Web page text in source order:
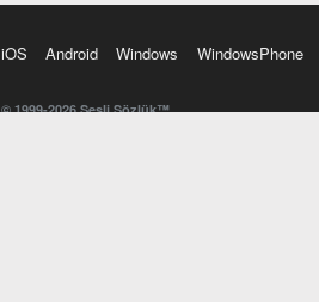
iOS Android Windows WindowsPhone
© 1999-2026 Sesli Sözlük™